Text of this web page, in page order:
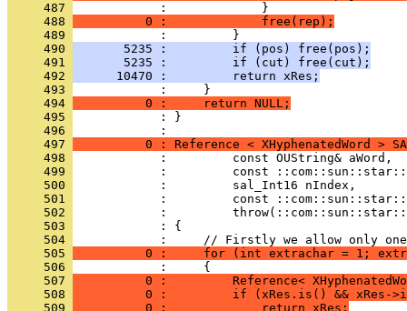
     487
     488
          0 :             free(rep);
     489
     490
       5235 :         if (pos) free(pos);
     491
       5235 :         if (cut) free(cut);
     492
      10470 :         return xRes;
     493
     494
          0 :     return NULL;
     495
            : }
     496
     497
0 : Reference < XHyphenatedWord >
     498
     499
     500
     501
     502
     503
     504
     505
0 :     for (int extrachar = 1;
     506
     507
0 :         Reference<
     508
0 :         if (xRes.is() && xRes-
     509
          0 :             return xRes;